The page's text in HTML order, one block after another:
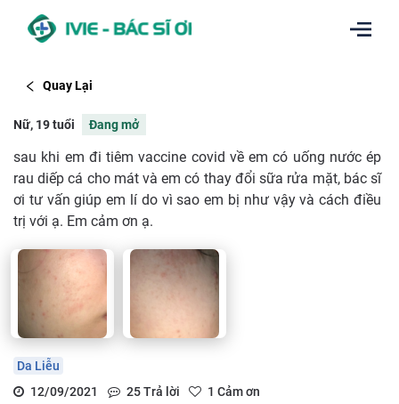
Quay Lại
Nữ, 19 tuổi Đang mở
sau khi em đi tiêm vaccine covid về em có uống nước ép
rau diếp cá cho mát và em có thay đổi sữa rửa mặt, bác sĩ
ơi tư vấn giúp em lí do vì sao em bị như vậy và cách điều
trị với ạ. Em cảm ơn ạ.
Da Liễu
12/09/2021
25Trả lời 1 Cảm ơn